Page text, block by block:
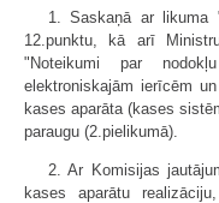
1. Saskaņā ar likuma
12.punktu, kā arī
"Noteikumi par
elektroniskajām ierīcēm
kases aparāta (kases
paraugu (2.pielikumā).
2. Ar Komisijas
kases aparātu